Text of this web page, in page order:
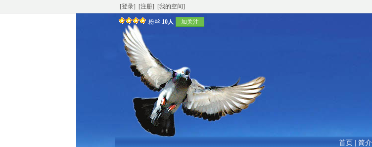
[登录] [注册] [我的空间]
粉丝 10人 加关注
首页 简介